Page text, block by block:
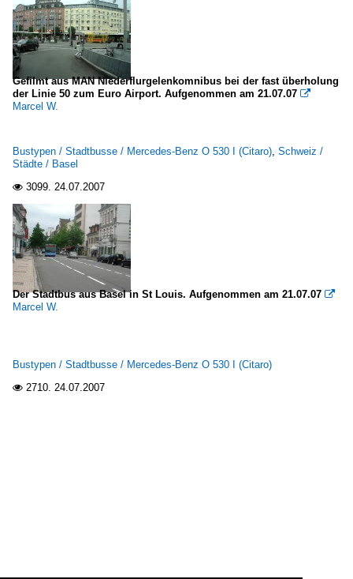
Gefilmt aus MAN Niederflurgelenkomnibus bei der fast überholung
der Linie 50 zum Euro Airport. Aufgenommen am 21.07.07 
Marcel W.
Bustypen / Stadtbusse / Mercedes-Benz O 530 I (Citaro), Schweiz /
Städte / Basel
 3099. 24.07.2007
Der Stadtbus aus Basel in St Louis. Aufgenommen am 21.07.07 
Marcel W.
Bustypen / Stadtbusse / Mercedes-Benz O 530 I (Citaro)
 2710. 24.07.2007